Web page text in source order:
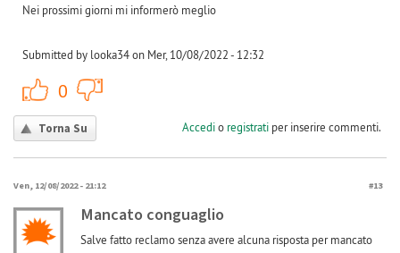
Nei prossimi giorni mi informerò meglio
Submitted by looka34 on Mer, 10/08/2022 - 12:32
0
Torna Su Accedio registratiper inserire commenti.
Ven, 12/08/2022 - 21:12 #13
Mancato conguaglio
Salve fatto reclamo senza avere alcuna risposta per mancato